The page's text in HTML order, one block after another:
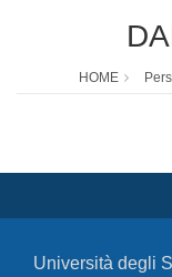
HOME
Università degli